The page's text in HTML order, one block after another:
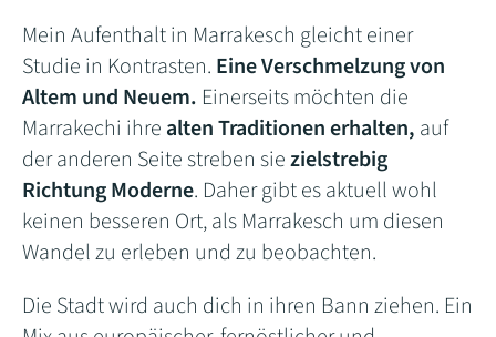
Mein Aufenthalt in Marrakesch gleicht einer
Studie in Kontrasten. Eine Verschmelzung von
Altem und Neuem. Einerseits möchten die
Marrakechi ihre alten Traditionen erhalten, auf
der anderen Seite streben siezielstrebig
Richtung Moderne. Daher gibt es aktuell wohl
keinen besseren Ort, als Marrakesch um diesen
Wandel zu erleben und zu beobachten.
Die Stadt wird auch dich in ihren Bann ziehen. Ein